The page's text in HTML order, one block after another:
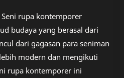
rupa kontemporer
budaya yang berasal dari
dari gagasan para seniman
modern dan mengikuti
rupa kontemporer ini